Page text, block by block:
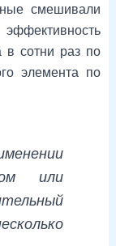
смешивали
в сотни раз по
элемента по
или